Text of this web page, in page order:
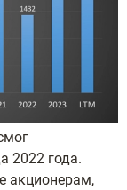
2022 года.
акционерам,